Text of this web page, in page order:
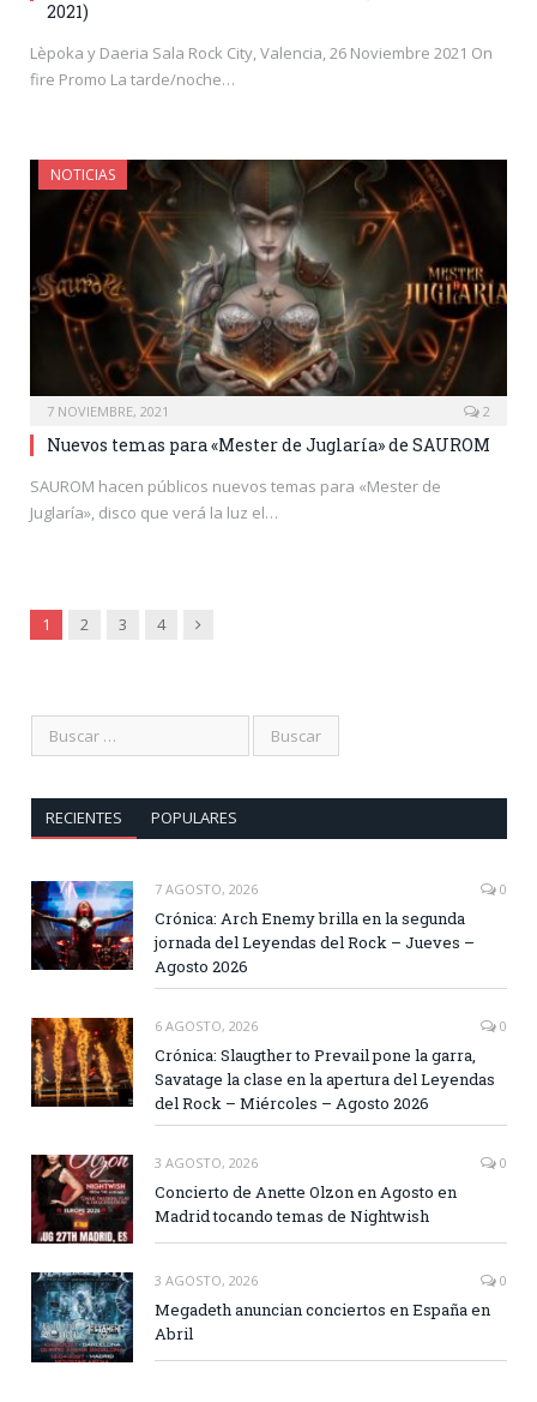
2021)
Lèpoka y Daeria Sala Rock City, Valencia, 26 Noviembre 2021 On
fire Promo La tarde/noche…
NOTICIAS
7 NOVIEMBRE, 2021 2
Nuevos temas para «Mester de Juglaría» de SAUROM
SAUROM hacen públicos nuevos temas para «Mester de
Juglaría», disco que verá la luz el…
1 2 3 4 Siguiente
RECIENTES POPULARES
7 AGOSTO, 2026 0
Crónica: Arch Enemy brilla en la segunda
jornada del Leyendas del Rock – Jueves –
Agosto 2026
6 AGOSTO, 2026 0
Crónica: Slaugther to Prevail pone la garra,
Savatage la clase en la apertura del Leyendas
del Rock – Miércoles – Agosto 2026
3 AGOSTO, 2026 0
Concierto de Anette Olzon en Agosto en
Madrid tocando temas de Nightwish
3 AGOSTO, 2026 0
Megadeth anuncian conciertos en España en
Abril